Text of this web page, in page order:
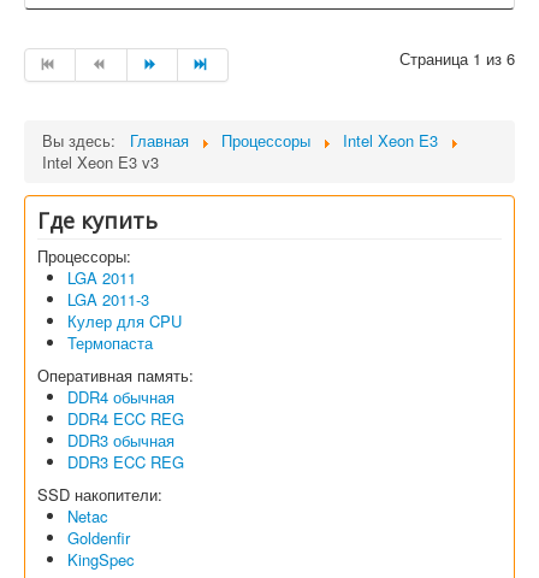
Страница 1 из 6
Вы здесь: Главная Процессоры
Intel Xeon E3
Intel Xeon E3 v3
Где купить
Процессоры:
LGA 2011
LGA 2011-3
Кулер для CPU
Термопаста
Оперативная память:
DDR4 обычная
DDR4 ECC REG
DDR3 обычная
DDR3 ECC REG
SSD накопители:
Netac
Goldenfir
KingSpec